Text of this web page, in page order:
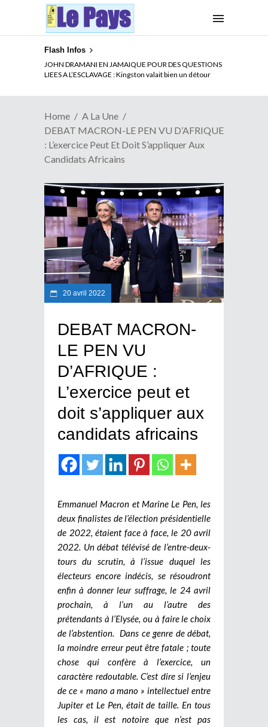
Flash Infos
ELECTION DE TALON A LA TETE DU SENAT BENINOIS :
Quand Patrice quitte le pouvoir sans partir !
Home
A La Une
DEBAT MACRON-LE PEN VU D’AFRIQUE
: L’exercice Peut Et Doit S’appliquer Aux
Candidats Africains
20 avril 2022
DEBAT MACRON-
LE PEN VU
D’AFRIQUE :
L’exercice peut et
doit s’appliquer aux
candidats africains
Emmanuel Macron et Marine Le Pen, les
deux finalistes de l’élection présidentielle
de 2022, étaient face à face, le 20 avril
2022. Un débat télévisé de l’entre-deux-
tours du scrutin, à l’issue duquel les
électeurs encore indécis, se résoudront
enfin à donner leur suffrage, le 24 avril
prochain, à l’un au l’autre des
prétendants à l’Elysée, ou à faire le choix
de l’abstention. Dans ce genre de débat,
la moindre erreur peut être fatale ; toute
chose qui confère à l’exercice, un
caractère redoutable. C’est dire si l’enjeu
de ce « mano a mano » intellectuel entre
Jupiter et Le Pen, était de taille. En tous
les cas, il est notoire que n’est pas